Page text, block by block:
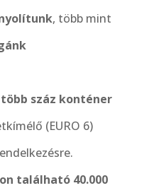
, több mint
több száz konténer
(EURO 6)
található 40.000